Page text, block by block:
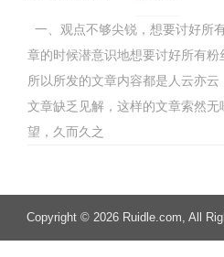
一、观点不够尖锐，想要讨好
章的时候潜意识地想要讨好所有粉
所以所发的文章内容都是人云亦
文章缺乏见解，这样的文章索然
望，久而久之
Copyright © 2026 Ruidle.com , All